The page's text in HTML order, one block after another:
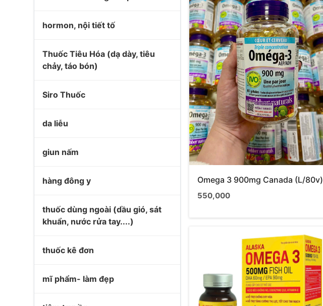
hormon, nội tiết tố
Thuốc Tiêu Hóa (dạ dày, tiêu
chảy, táo bón)
Siro Thuốc
da liễu
giun nấm
hàng đông y
thuốc dùng ngoài (dầu gió, sát
khuẩn, nước rửa tay....)
thuốc kê đơn
mĩ phẩm- làm đẹp
Omega 3 900mg Canada (L/80v)
550,000